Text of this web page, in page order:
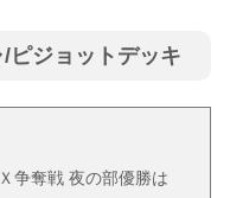
ピジョットデッキ
争奪戦 夜の部優勝は